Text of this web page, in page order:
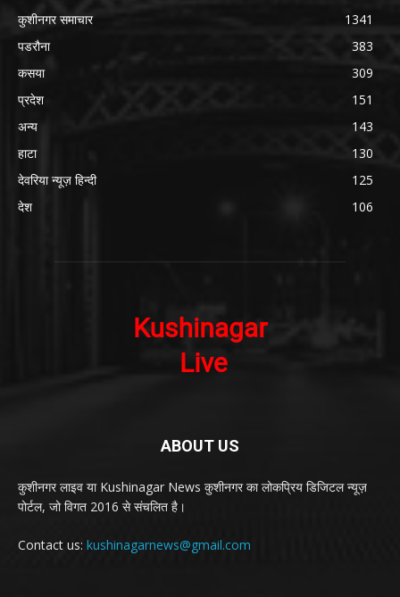
कुशीनगर समाचार
1341
पडरौना
383
कसया
309
प्रदेश
151
अन्य
143
हाटा
130
देवरिया न्यूज़ हिन्दी
125
देश
106
ABOUT US
कुशीनगर लाइव या Kushinagar News कुशीनगर का लोकप्रिय डिजिटल न्यूज़
पोर्टल, जो विगत 2016 से संचलित है।
Contact us: kushinagarnews@gmail.com